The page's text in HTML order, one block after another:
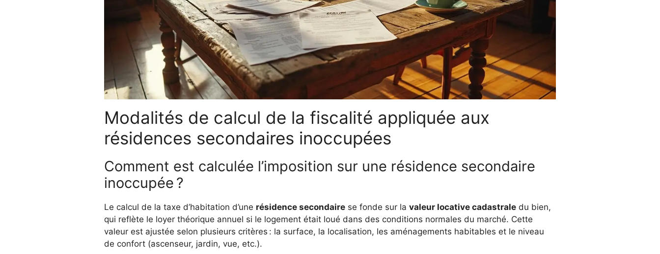
Modalités de calcul de la fiscalité appliquée aux
résidences secondaires inoccupées
Comment est calculée l’imposition sur une résidence secondaire
inoccupée ?
Le calcul de la taxe d’habitation d’une résidence secondaire se fonde sur la valeur locative cadastrale du bien,
qui reflète le loyer théorique annuel si le logement était loué dans des conditions normales du marché. Cette
valeur est ajustée selon plusieurs critères : la surface, la localisation, les aménagements habitables et le niveau
de confort (ascenseur, jardin, vue, etc.).